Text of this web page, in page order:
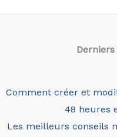
Comment créer et
48 heures
Les meilleurs conseils